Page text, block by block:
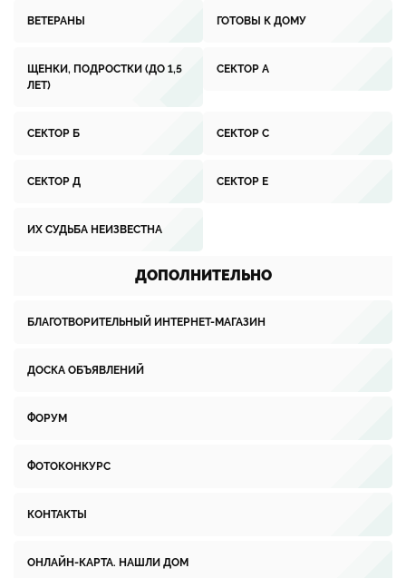
ВЕТЕРАНЫ ГОТОВЫ К ДОМУ
ЩЕНКИ, ПОДРОСТКИ (ДО 1,5
ЛЕТ)
СЕКТОР А
СЕКТОР Б СЕКТОР С
СЕКТОР Д СЕКТОР Е
ИХ СУДЬБА НЕИЗВЕСТНА
ДОПОЛНИТЕЛЬНО
БЛАГОТВОРИТЕЛЬНЫЙ ИНТЕРНЕТ-МАГАЗИН
ДОСКА ОБЪЯВЛЕНИЙ
ФОРУМ
ФОТОКОНКУРС
КОНТАКТЫ
ОНЛАЙН-КАРТА. НАШЛИ ДОМ